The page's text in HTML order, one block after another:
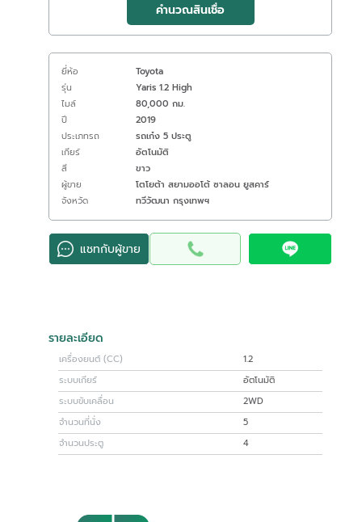
คำนวณสินเชื่อ
ยี่ห้อ
Toyota
รุ่น
Yaris 1.2 High
ไมล์
80,000 กม.
ปี
2019
ประเภทรถ
รถเก๋ง 5 ประตู
เกียร์
อัตโนมัติ
สี
ขาว
ผู้ขาย
โตโยต้า สยามออโต้ ซาลอน ยูสคาร์
จังหวัด
ทวีวัฒนา กรุงเทพฯ
แชทกับผู้ขาย
รายละเอียด
เครื่องยนต์ (CC)
1.2
ระบบเกียร์
อัตโนมัติ
ระบบขับเคลื่อน
2WD
จำนวนที่นั่ง
5
จำนวนประตู
4